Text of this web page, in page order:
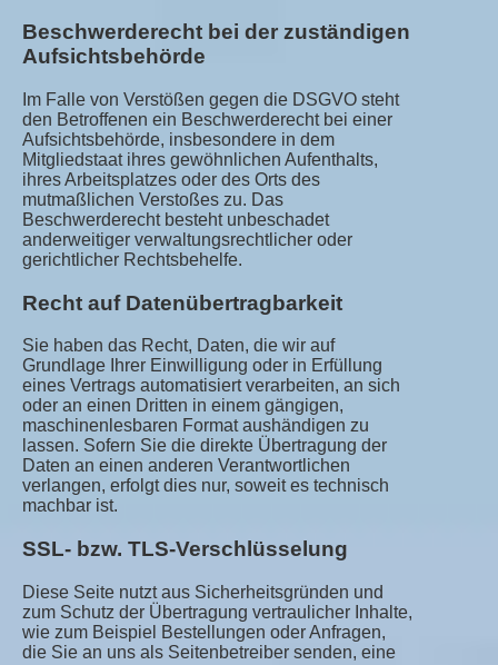
Beschwerderecht bei der zuständigen
Aufsichtsbehörde
Im Falle von Verstößen gegen die DSGVO steht
den Betroffenen ein Beschwerderecht bei einer
Aufsichtsbehörde, insbesondere in dem
Mitgliedstaat ihres gewöhnlichen Aufenthalts,
ihres Arbeitsplatzes oder des Orts des
mutmaßlichen Verstoßes zu. Das
Beschwerderecht besteht unbeschadet
anderweitiger verwaltungsrechtlicher oder
gerichtlicher Rechtsbehelfe.
Recht auf Datenübertragbarkeit
Sie haben das Recht, Daten, die wir auf
Grundlage Ihrer Einwilligung oder in Erfüllung
eines Vertrags automatisiert verarbeiten, an sich
oder an einen Dritten in einem gängigen,
maschinenlesbaren Format aushändigen zu
lassen. Sofern Sie die direkte Übertragung der
Daten an einen anderen Verantwortlichen
verlangen, erfolgt dies nur, soweit es technisch
machbar ist.
SSL- bzw. TLS-Verschlüsselung
Diese Seite nutzt aus Sicherheitsgründen und
zum Schutz der Übertragung vertraulicher Inhalte,
wie zum Beispiel Bestellungen oder Anfragen,
die Sie an uns als Seitenbetreiber senden, eine